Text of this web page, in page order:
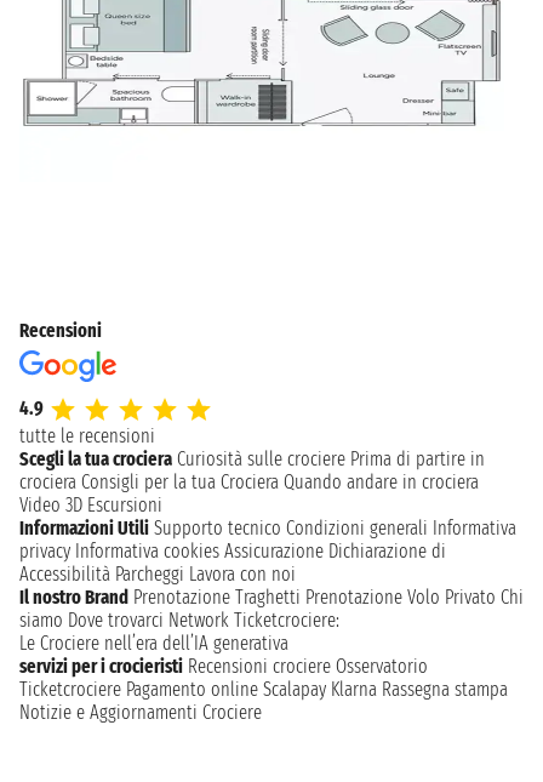
Recensioni
4.9
tutte le recensioni
Scegli la tua crociera Curiosità sulle crociere Prima di partire in
crociera Consigli per la tua Crociera Quando andare in crociera
Video 3D Escursioni
Informazioni Utili Supporto tecnico Condizioni generali Informativa
privacy Informativa cookies Assicurazione Dichiarazione di
Accessibilità Parcheggi Lavora con noi
Il nostro Brand Prenotazione Traghetti Prenotazione Volo Privato Chi
siamo Dove trovarci Network Ticketcrociere:
Le Crociere nell’era dell’IA generativa
servizi per i crocieristi Recensioni crociere Osservatorio
Ticketcrociere Pagamento online Scalapay Klarna Rassegna stampa
Notizie e Aggiornamenti Crociere